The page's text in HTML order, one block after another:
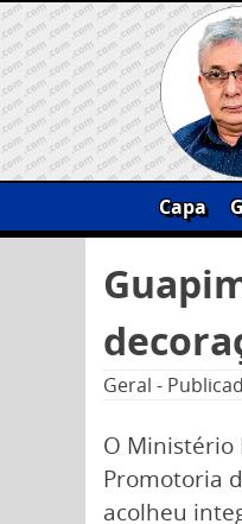
Skip
to
content
Capa
por:
Geral -
O Ministério
Promotoria
acolheu